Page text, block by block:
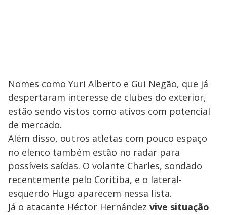
Nomes como Yuri Alberto e Gui Negão, que já
despertaram interesse de clubes do exterior,
estão sendo vistos como ativos com potencial
de mercado.
Além disso, outros atletas com pouco espaço
no elenco também estão no radar para
possíveis saídas. O volante Charles, sondado
recentemente pelo Coritiba, e o lateral-
esquerdo Hugo aparecem nessa lista.
Já o atacante Héctor Hernández vive situação